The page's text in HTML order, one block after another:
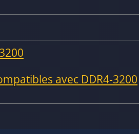
avec DDR4-3200